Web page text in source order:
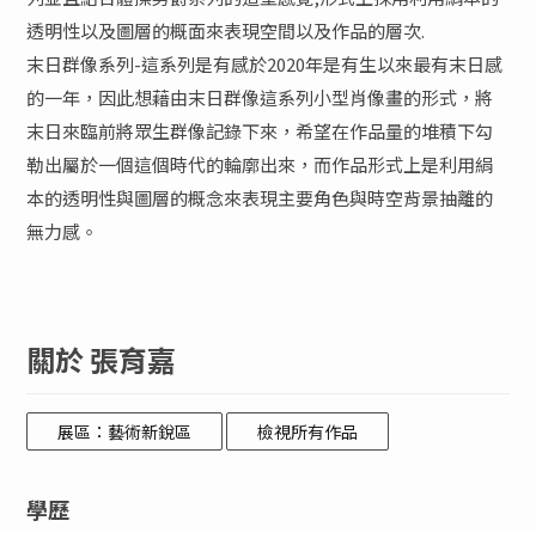
透明性以及圖層的概面來表現空間以及作品的層次.
末日群像系列-這系列是有感於2020年是有生以來最有末日感
的一年，因此想藉由末日群像這系列小型肖像畫的形式，將
末日來臨前將眾生群像記錄下來，希望在作品量的堆積下勾
勒出屬於一個這個時代的輪廓出來，而作品形式上是利用絹
本的透明性與圖層的概念來表現主要角色與時空背景抽離的
無力感。
關於 張育嘉
展區：藝術新銳區 檢視所有作品
學歷